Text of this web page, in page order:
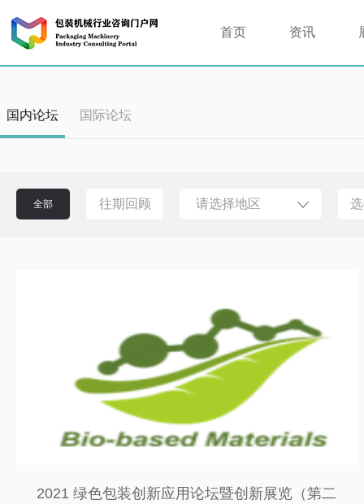
首页 资讯
国内论坛 国际论坛
全部 往期回顾 请选择地区
2021 绿色包装创新应用论坛暨创新展览（第二